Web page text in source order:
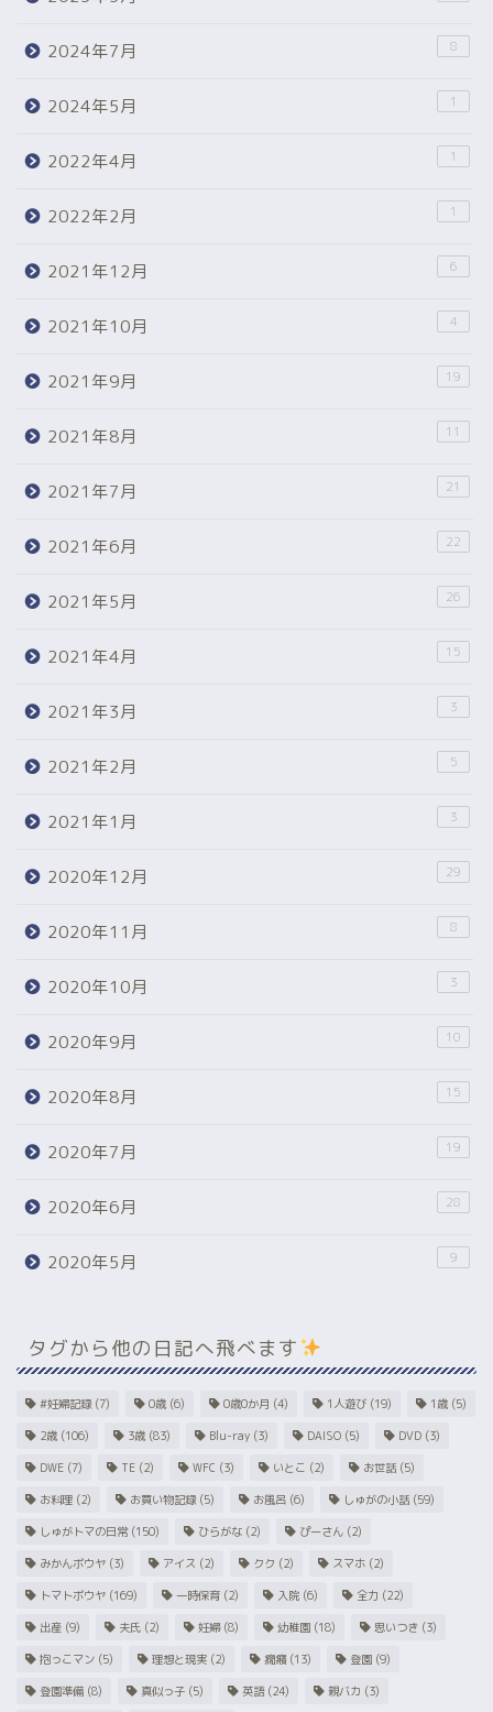
2024年7月 8
2024年5月 1
2022年4月 1
2022年2月 1
2021年12月 6
2021年10月 4
2021年9月 19
2021年8月 11
2021年7月 21
2021年6月 22
2021年5月 26
2021年4月 15
2021年3月 3
2021年2月 5
2021年1月 3
2020年12月 29
2020年11月 8
2020年10月 3
2020年9月 10
2020年8月 15
2020年7月 19
2020年6月 28
2020年5月 9
タグから他の日記へ飛べます
#妊婦記録 (7) 0歳 (6) 0歳0か月 (4) 1人遊び (19) 1歳 (5)
2歳 (106) 3歳 (83) Blu-ray (3) DAISO (5) DVD (3)
DWE (7) TE (2) WFC (3) いとこ (2) お世話 (5)
お料理 (2) お買い物記録 (5) お風呂 (6) しゅがの小話 (59)
しゅがトマの日常(150) ひらがな (2) ぴーさん (2)
みかんボウヤ (3) アイス (2) クク (2) スマホ (2)
トマトボウヤ (169) 一時保育 (2) 入院 (6) 全力 (22)
出産 (9) 夫氏 (2) 妊婦(8) 幼稚園 (18) 思いつき (3)
抱っこマン (5) 理想と現実 (2) 癇癪(13) 登園 (9)
登園準備 (8) 真似っ子 (5) 英語(24) 親バカ (3)